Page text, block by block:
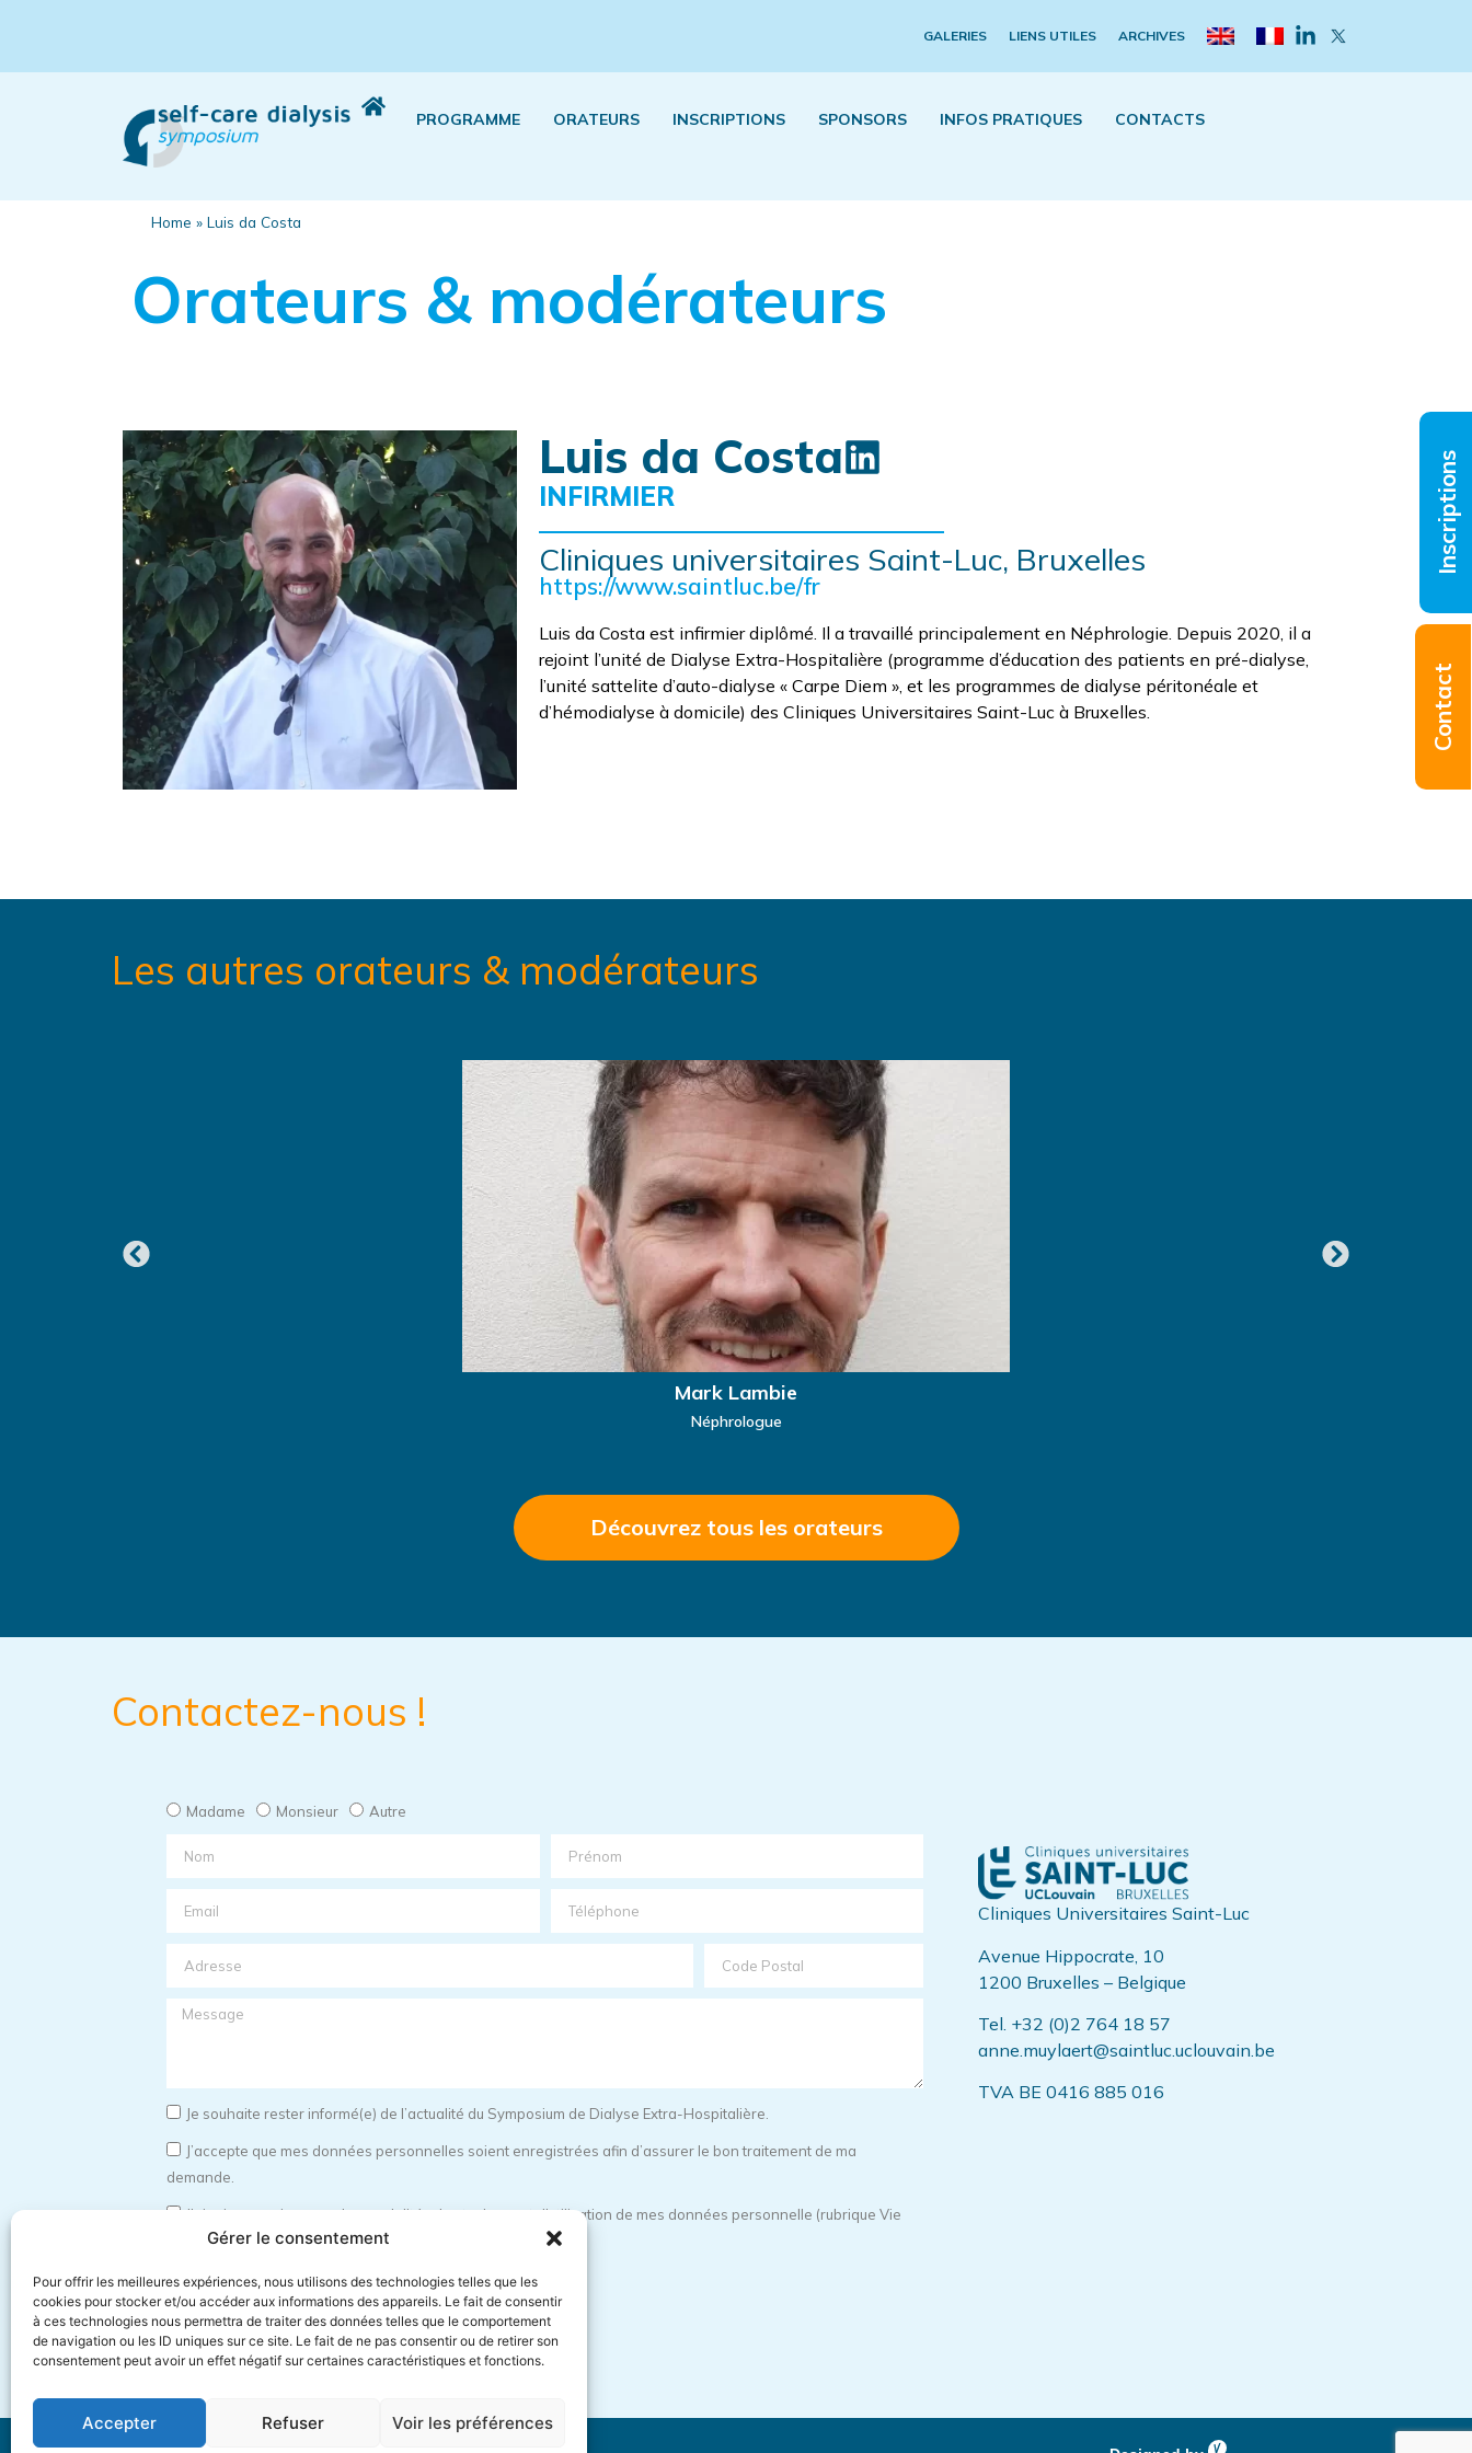
Gérer le consentement
Pour offrir les meilleures expériences, nous utilisons des technologies telles que les
cookies pour stocker et/ou accéder aux informations des appareils. Le fait de consentir
à ces technologies nous permettra de traiter des données telles que le comportement
de navigation ou les ID uniques sur ce site. Le fait de ne pas consentir ou de retirer son
consentement peut avoir un effet négatif sur certaines caractéristiques et fonctions.
Accepter Refuser Voir les préférences
GALERIES LIENS UTILES ARCHIVES
PROGRAMME ORATEURS INSCRIPTIONS SPONSORS INFOS PRATIQUES CONTACTS
Inscriptions
Contact
Home » Luis da Costa
Orateurs & modérateurs
Luis da Costa
INFIRMIER
Cliniques universitaires Saint-Luc, Bruxelles
https://www.saintluc.be/fr
Luis da Costa est infirmier diplômé. Il a travaillé principalement en Néphrologie. Depuis 2020, il a
rejoint l’unité de Dialyse Extra-Hospitalière (programme d’éducation des patients en pré-dialyse,
l’unité sattelite d’auto-dialyse « Carpe Diem », et les programmes de dialyse péritonéale et
d’hémodialyse à domicile) des Cliniques Universitaires Saint-Luc à Bruxelles.
Les autres orateurs & modérateurs
Mark Lambie
Néphrologue
Découvrez tous les orateurs
Contactez-nous !
Madame Monsieur Autre
Je souhaite rester informé(e) de l’actualité du Symposium de Dialyse Extra-Hospitalière.
J’accepte que mes données personnelles soient enregistrées afin d’assurer le bon traitement de ma
demande.
J’ai pris connaissance des modalités de stockage et d’utilisation de mes données personnelle (rubrique Vie
privée).
Envoyer
Cliniques Universitaires Saint-Luc
Avenue Hippocrate, 10
1200 Bruxelles – Belgique
Tel. +32 (0)2 764 18 57
anne.muylaert@saintluc.uclouvain.be
TVA BE 0416 885 016